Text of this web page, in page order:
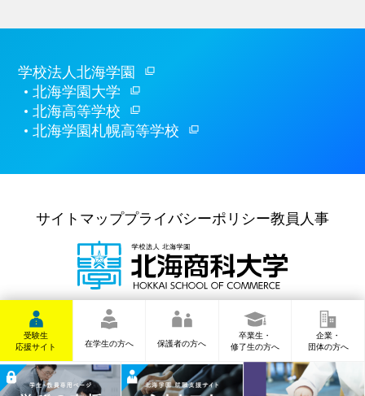
受験生
応援サイト
在学生の方へ 保護者の方へ
卒業生・
修了生の方へ
企業・
団体の方へ
学校法人北海学園
北海学園大学
北海高等学校
北海学園札幌高等学校
サイトマッププライバシーポリシー教員人事
〒062-8607 札幌市豊平区
(011)841-1161